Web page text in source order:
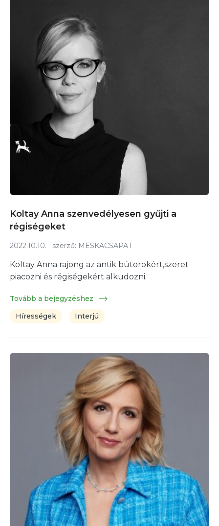
Koltay Anna szenvedélyesen gyűjti a
régiségeket
2022.10.10. szerző: MESKACSAPAT
Koltay Anna rajong az antik bútorokért,szeret
piacozni és régiségekért alkudozni.
Tovább a bejegyzéshez
Hírességek
Interjú